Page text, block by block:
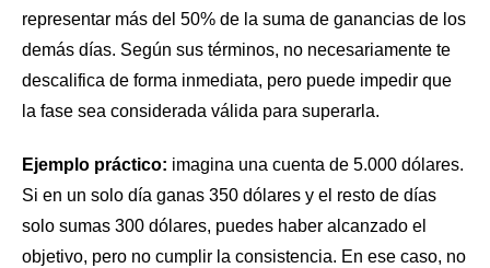
representar más del 50% de la suma de ganancias de los
demás días. Según sus términos, no necesariamente te
descalifica de forma inmediata, pero puede impedir que
la fase sea considerada válida para superarla.
Ejemplo práctico: imagina una cuenta de 5.000 dólares.
Si en un solo día ganas 350 dólares y el resto de días
solo sumas 300 dólares, puedes haber alcanzado el
objetivo, pero no cumplir la consistencia. En ese caso, no